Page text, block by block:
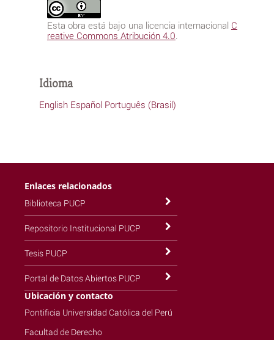
Esta obra está bajo una licencia internacional C
reative Commons Atribución 4.0
Idioma
English Español Português (Brasil)
Enlaces relacionados
Biblioteca PUCP
Repositorio Institucional PUCP
Tesis PUCP
Portal de Datos Abiertos PUCP
Ubicación y contacto
Pontificia Universidad Católica del Perú
Facultad de Derecho